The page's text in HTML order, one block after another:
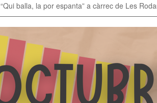
“Qui balla, la por espanta” a càrrec de Les